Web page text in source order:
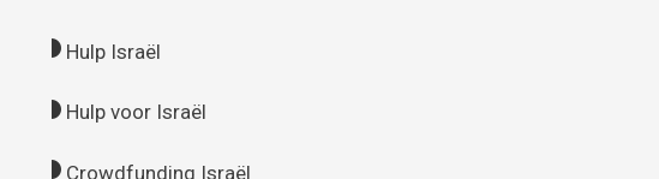
Hulp Israël
Hulp voor Israël
Crowdfunding Israël